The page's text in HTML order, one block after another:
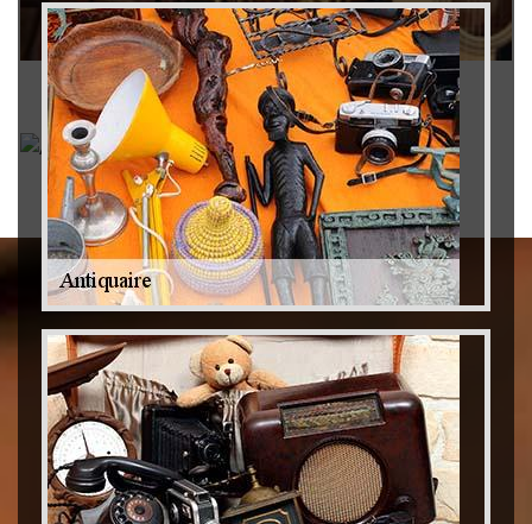
Rachat instrument de musique 79
Achat antiquité 79